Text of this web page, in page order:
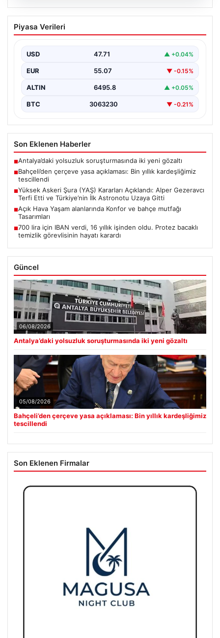
03.08.2026
700 lira için IBAN verdi, 16 yıllık işinden
oldu. Protez bacaklı temizlik
{“title”: “700 Lira Alacağı İçin IBAN Verdi, 16 Yıllık İşinden
Piyasa Verileri
USD 47.71 ▲ +0.04%
EUR 55.07 ▼ -0.15%
ALTIN 6495.8 ▲ +0.05%
BTC 3063230 ▼ -0.21%
Son Eklenen Haberler
■Antalya’daki yolsuzluk soruşturmasında iki yeni gözaltı
■Bahçeli’den çerçeve yasa açıklaması: Bin yıllık kardeşliğimiz
tescillendi
■Yüksek Askeri Şura (YAŞ) Kararları Açıklandı: Alper Gezeravcı
Terfi Etti ve Türkiye’nin İlk Astronotu Uzaya Gitti
■Açık Hava Yaşam alanlarında Konfor ve bahçe mutfağı
Tasarımları
■700 lira için IBAN verdi, 16 yıllık işinden oldu. Protez bacaklı
temizlik görevlisinin hayatı karardı
Güncel
06/08/2026
Antalya’daki yolsuzluk soruşturmasında iki yeni gözaltı
05/08/2026
Bahçeli’den çerçeve yasa açıklaması: Bin yıllık kardeşliğimiz
tescillendi
Son Eklenen Firmalar